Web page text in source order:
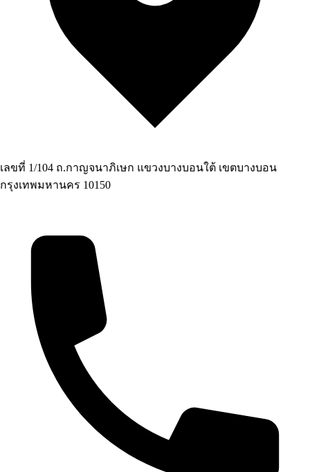
เลขที่ 1/104 ถ.กาญจนาภิเษก แขวงบางบอนใต้ เขตบางบอน
กรุงเทพมหานคร 10150